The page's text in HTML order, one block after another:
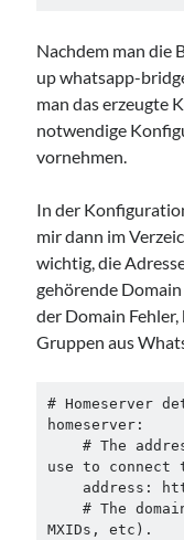
Nachdem man die
up whatsapp-
man das erzeugte
notwendige
vornehmen.
In der
mir dann im
wichtig, die
gehörende
der Domain
Gruppen aus
# Homeserver
homeserver:
use to connect
MXIDs, etc).